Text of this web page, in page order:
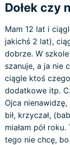
Dołek czy
Mam 12 lat i
jakichś 2 lat),
dobrze. W
szanuje, a ja nie
ciągle ktoś
dodatkowe itp.
Ojca
bił, krzyczał,
miałam pół
tego nie chcę,